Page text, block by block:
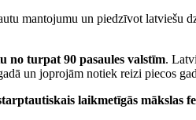
mantojumu un piedzīvot latviešu
no turpat 90 pasaules valstīm.
un joprojām notiek reizi piecos
laikmetīgās mākslas